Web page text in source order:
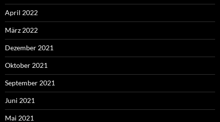
April 2022
März 2022
Dezember 2021
Oktober 2021
September 2021
Juni 2021
Mai 2021